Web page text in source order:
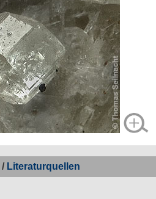
/ Literaturquellen